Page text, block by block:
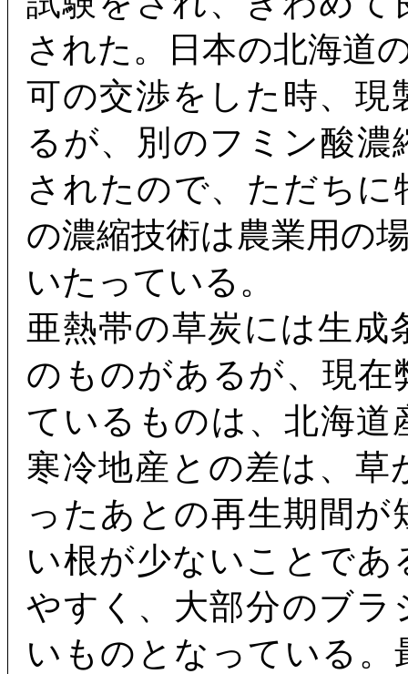
された。日本の北海道
可の交渉をした時、現
るが、別のフミン酸
されたので、ただち
の濃縮技術は農業用の
いたっている。
亜熱帯の草炭には生
のものがあるが、現在
ているものは、北海道
寒冷地産との差は、草
ったあとの再生期間
い根が少ないことで
やすく、大部分のブラ
いものとなっている